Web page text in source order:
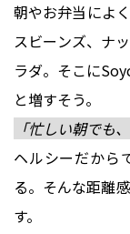
朝やお弁当によ
スビーンズ、ナ
ラダ。そこに
と増すそう。
「忙しい朝でも
ヘルシーだから
る。そんな距離
す。